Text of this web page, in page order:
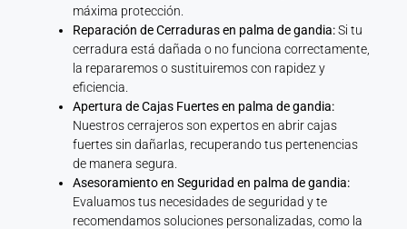
máxima protección.
Reparación de Cerraduras en palma de gandia:Si tu
cerradura está dañada o no funciona correctamente,
la repararemos o sustituiremos con rapidez y
eficiencia.
Apertura de Cajas Fuertes en palma de gandia:
Nuestros cerrajeros son expertos en abrir cajas
fuertes sin dañarlas, recuperando tus pertenencias
de manera segura.
Asesoramiento en Seguridad en palma de gandia:
Evaluamos tus necesidades de seguridad y te
recomendamos soluciones personalizadas, como la